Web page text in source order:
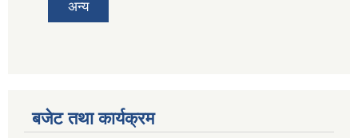
अन्य
बजेट तथा कार्यक्रम